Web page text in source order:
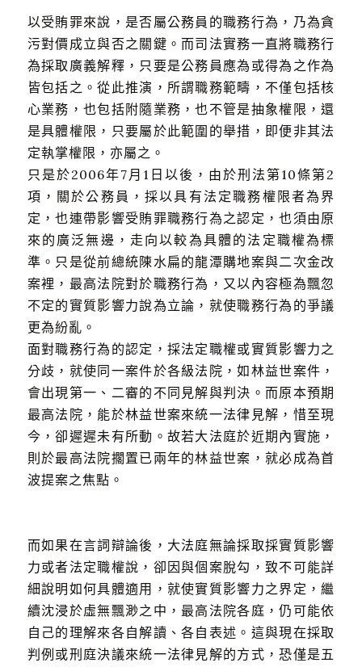
以受賄罪來說，是否屬公務員的職務行為，乃為貪
污對價成立與否之關鍵。而司法實務一直將職務行
為採取廣義解釋，只要是公務員應為或得為之作為
皆包括之。從此推演，所謂職務範疇，不僅包括核
心業務，也包括附隨業務，也不管是抽象權限，還
是具體權限，只要屬於此範圍的舉措，即便非其法
定執掌權限，亦屬之。
只是於2006年7月1日以後，由於刑法第10條第2
項，關於公務員，採以具有法定職務權限者為界
定，也連帶影響受賄罪職務行為之認定，也須由原
來的廣泛無邊，走向以較為具體的法定職權為標
準。只是從前總統陳水扁的龍潭購地案與二次金改
案裡，最高法院對於職務行為，又以內容極為飄忽
不定的實質影響力說為立論，就使職務行為的爭議
更為紛亂。
面對職務行為的認定，採法定職權或實質影響力之
分歧，就使同一案件於各級法院，如林益世案件，
會出現第一、二審的不同見解與判決。而原本預期
最高法院，能於林益世案來統一法律見解，惜至現
今，卻遲遲未有所動。故若大法庭於近期內實施，
則於最高法院擱置已兩年的林益世案，就必成為首
波提案之焦點。
而如果在言詞辯論後，大法庭無論採取採實質影響
力或者法定職權說，卻因與個案脫勾，致不可能詳
細說明如何具體適用，就使實質影響力之界定，繼
續沈浸於虛無飄渺之中，最高法院各庭，仍可能依
自己的理解來各自解讀、各自表述。這與現在採取
判例或刑庭決議來統一法律見解的方式，恐僅是五